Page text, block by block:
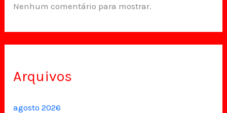
Nenhum comentário para mostrar.
Arquivos
agosto 2026